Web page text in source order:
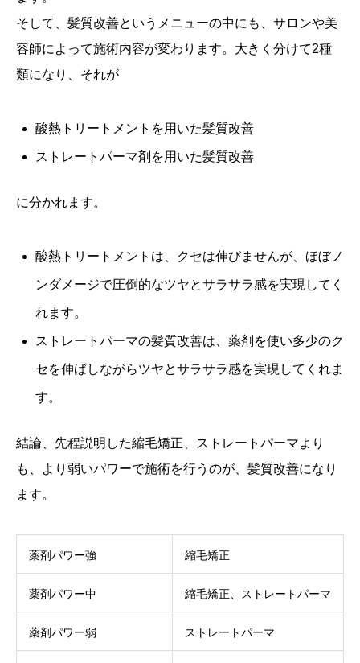
そして、髪質改善というメニューの中にも、サロンや美
容師によって施術内容が変わります。大きく分けて2種
類になり、それが
酸熱トリートメントを用いた髪質改善
ストレートパーマ剤を用いた髪質改善
に分かれます。
酸熱トリートメントは、クセは伸びませんが、ほぼノ
ンダメージで圧倒的なツヤとサラサラ感を実現してく
れます。
ストレートパーマの髪質改善は、薬剤を使い多少のク
セを伸ばしながらツヤとサラサラ感を実現してくれま
す。
結論、先程説明した縮毛矯正、ストレートパーマより
も、より弱いパワーで施術を行うのが、髪質改善になり
ます。
薬剤パワー強 縮毛矯正
薬剤パワー中 縮毛矯正、ストレートパーマ
薬剤パワー弱 ストレートパーマ